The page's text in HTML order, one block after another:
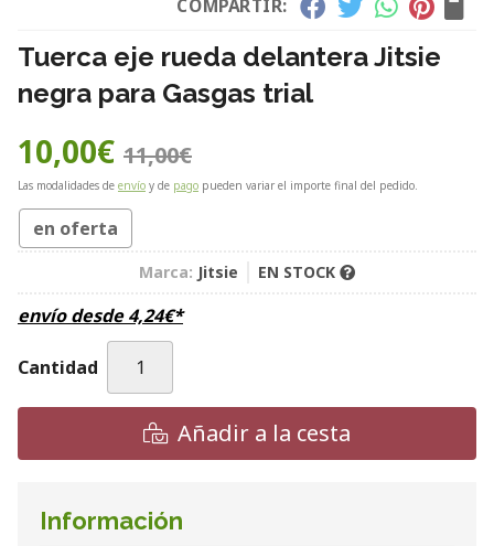
COMPARTIR:
Tuerca eje rueda delantera Jitsie
negra para Gasgas trial
10,00€ 11,00€
Las modalidades de envío y de pago pueden variar el importe final del pedido.
en oferta
Marca: Jitsie EN STOCK
envío desde4,24€*
Cantidad
Añadir a la cesta
Información